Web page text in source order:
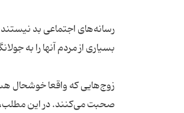
رسانه‌های اجتماعی بد نیستند؛
بسیاری از مردم آنها را به
زوج‌هایی که واقعا خوشحال
صحبت می‌کنند. در این مطلب،